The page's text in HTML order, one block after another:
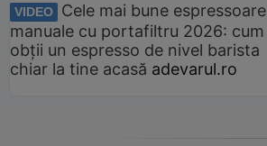
VIDEO
Cele mai bune espressoare
manuale cu portafiltru 2026: cum
obții un espresso de nivel barista
chiar la tine acasă adevarul.ro